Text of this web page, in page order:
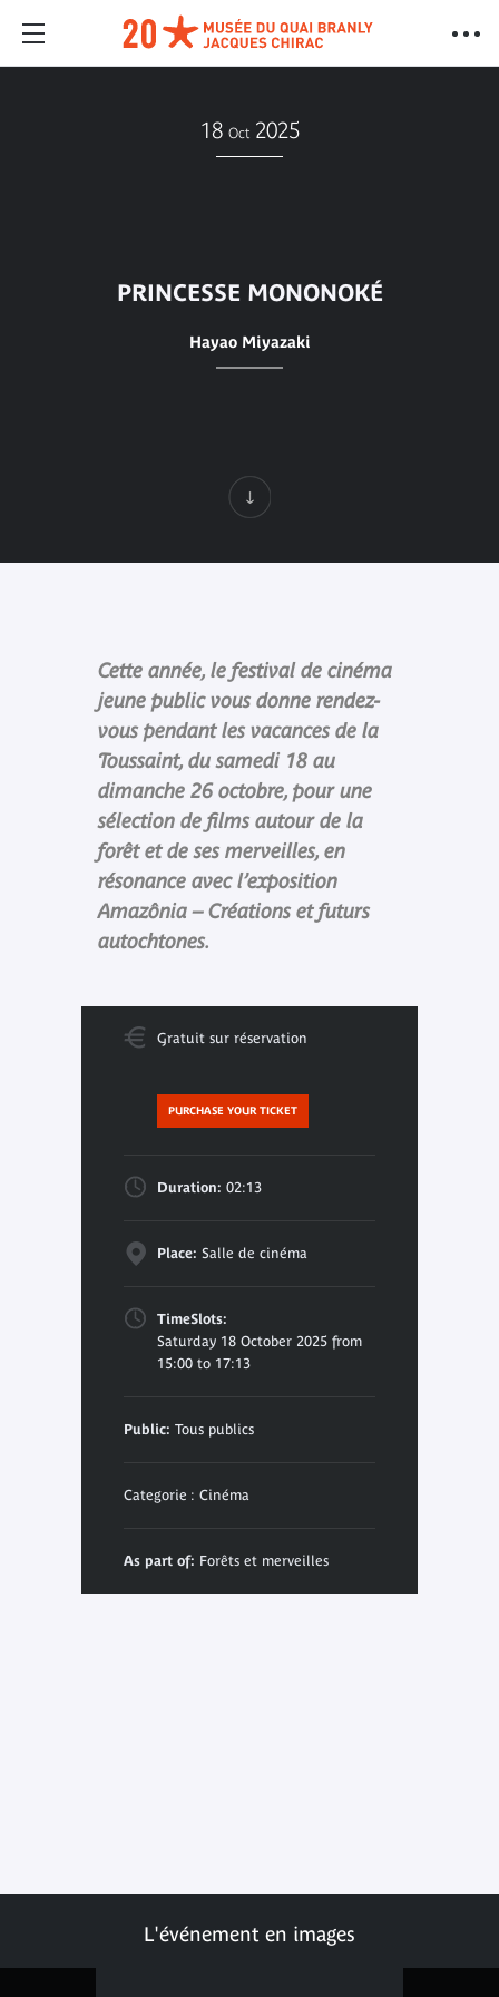
18 Oct 2025
PRINCESSE MONONOKÉ
Hayao Miyazaki
Cette année, le festival de cinéma
jeune public vous donne rendez-
vous pendant les vacances de la
Toussaint, du samedi 18 au
dimanche 26 octobre, pour une
sélection de films autour de la
forêt et de ses merveilles, en
résonance avec l’exposition
Amazônia – Créations et futurs
autochtones.
Gratuit sur réservation
PURCHASE YOUR TICKET
Duration: 02:13
Place: Salle de cinéma
TimeSlots:
Saturday 18 October 2025 from
15:00 to 17:13
Public: Tous publics
Categorie : Cinéma
As part of: Forêts et merveilles
L'événement en images